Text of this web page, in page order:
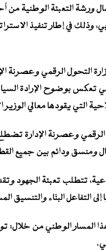
ورشة التعبئة الوطنية
وذلك في إطار تنفيذ
لوزارة التحول الرقمي
بوضوح الإرادة
التي يقودها معالي الوزير
الرقمي وعصرنة الإدارة
ومنسق ودائم بين جميع
تتطلب تعبئة
التفاعل البنّاء والتنسيق
المسار الوطني من خلال: